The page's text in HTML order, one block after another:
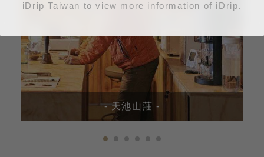
- 天池山莊 -
1 2 3 4 5 6
iDrip Taiwan to view more information of iDrip.